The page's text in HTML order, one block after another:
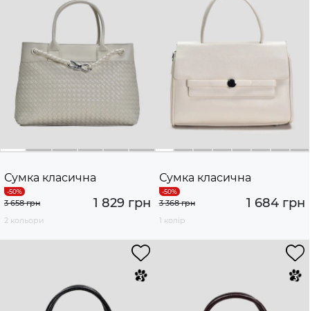
Сумка класична
1 829 грн
3 658 грн
2 кольори
Сумка класична
1 684 грн
3 368 грн
1 колір